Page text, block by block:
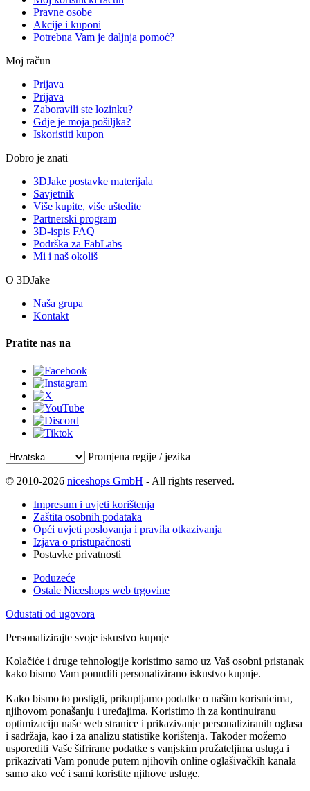
Pravne osobe
Akcije i kuponi
Potrebna Vam je daljnja pomoć?
Moj račun
Prijava
Prijava
Zaboravili ste lozinku?
Gdje je moja pošiljka?
Iskoristiti kupon
Dobro je znati
3DJake postavke materijala
Savjetnik
Više kupite, više uštedite
Partnerski program
3D-ispis FAQ
Podrška za FabLabs
Mi i naš okoliš
O 3DJake
Naša grupa
Kontakt
Pratite nas na
Promjena regije / jezika
© 2010-2026 niceshops GmbH - All rights reserved.
Impresum i uvjeti korištenja
Zaštita osobnih podataka
Opći uvjeti poslovanja i pravila otkazivanja
Izjava o pristupačnosti
Postavke privatnosti
Poduzeće
Ostale Niceshops web trgovine
Odustati od ugovora
Personalizirajte svoje iskustvo kupnje
Kolačiće i druge tehnologije koristimo samo uz Vaš osobni pristanak
kako bismo Vam ponudili personalizirano iskustvo kupnje.
Kako bismo to postigli, prikupljamo podatke o našim korisnicima,
njihovom ponašanju i uređajima. Koristimo ih za kontinuiranu
optimizaciju naše web stranice i prikazivanje personaliziranih oglasa
i sadržaja, kao i za analizu statistike korištenja. Također možemo
usporediti Vaše šifrirane podatke s vanjskim pružateljima usluga i
prikazivati Vam ponude putem njihovih online oglašivačkih kanala
samo ako već i sami koristite njihove usluge.